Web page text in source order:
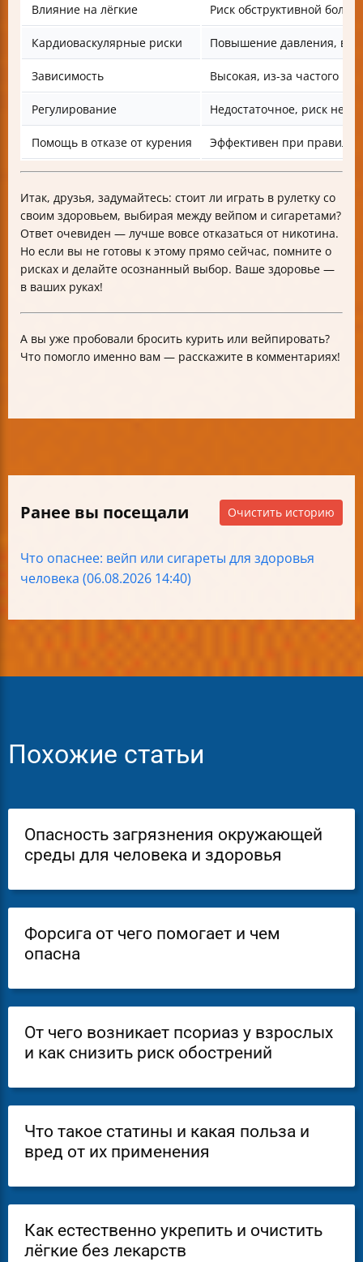
Влияние на лёгкие Риск обструктивной
Кардиоваскулярные риски Повышение давления,
Зависимость Высокая, из-за частого
Регулирование Недостаточное, риск
Помощь в отказе от курения Эффективен при
Итак, друзья, задумайтесь: стоит ли играть в рулетку со
своим здоровьем, выбирая между вейпом и сигаретами?
Ответ очевиден — лучше вовсе отказаться от никотина.
Но если вы не готовы к этому прямо сейчас, помните о
рисках и делайте осознанный выбор. Ваше здоровье —
в ваших руках!
А вы уже пробовали бросить курить или вейпировать?
Что помогло именно вам — расскажите в комментариях!
Ранее вы посещали Очистить историю
Что опаснее: вейп или сигареты для здоровья
человека (06.08.2026 14:40)
Похожие статьи
Опасность загрязнения окружающей
среды для человека и здоровья
Форсига от чего помогает и чем
опасна
От чего возникает псориаз у взрослых
и как снизить риск обострений
Что такое статины и какая польза и
вред от их применения
Как естественно укрепить и очистить
лёгкие без лекарств